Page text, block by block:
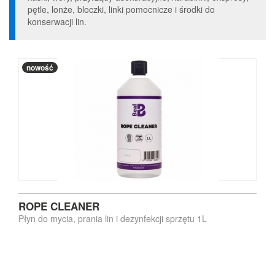
pętle, lonże, bloczki, linki pomocnicze i środki do
konserwacji lin.
nowość
ROPE CLEANER
Płyn do mycia, prania lin i dezynfekcji sprzętu 1L